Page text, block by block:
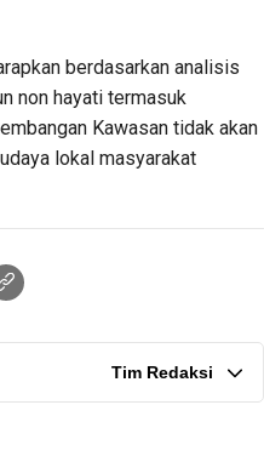
berdasarkan analisis
non hayati termasuk
Kawasan tidak akan
lokal masyarakat
Tim Redaksi